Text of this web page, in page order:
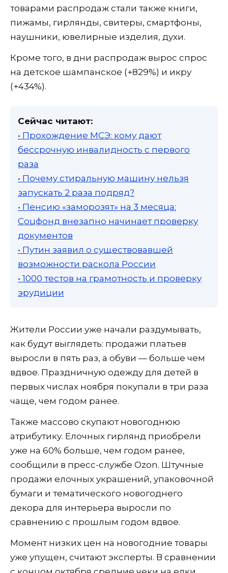
товарами распродаж стали также книги,
пижамы, гирлянды, свитеры, смартфоны,
наушники, ювелирные изделия, духи.
Кроме того, в дни распродаж вырос спрос
на детское шампанское (+829%) и икру
(+434%).
Сейчас читают:
• Прохождение МСЭ: кому дают
бессрочную инвалидность с первого
раза
• Почему стиральную машину нельзя
запускать 2 раза подряд?
• Пенсию «заморозят» на 3 месяца:
Соцфонд внезапно начинает проверку
документов
• Путин заявил о существовавшей
возможности раскола России
• 1000 тестов на грамотность и проверку
эрудиции
Жители России уже начали раздумывать,
как будут выглядеть: продажи платьев
выросли в пять раз, а обуви — больше чем
вдвое. Праздничную одежду для детей в
первых числах ноября покупали в три раза
чаще, чем годом ранее.
Также массово скупают новогоднюю
атрибутику. Елочных гирлянд приобрели
уже на 60% больше, чем годом ранее,
сообщили в пресс-службе Ozon. Штучные
продажи елочных украшений, упаковочной
бумаги и тематического новогоднего
декора для интерьера выросли по
сравнению с прошлым годом вдвое.
Момент низких цен на новогодние товары
уже упущен, считают эксперты. В сравнении